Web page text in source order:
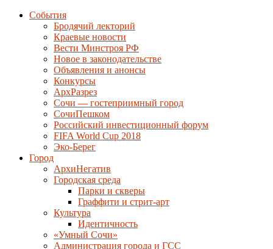
События
Бродячий лекторий
Краевые новости
Вести Минстроя РФ
Новое в законодательстве
Объявления и анонсы
Конкурсы
АрхРазрез
Сочи — гостеприимный город
СочиПешком
Российский инвестиционный форум
FIFA World Cup 2018
Эко-Берег
Город
АрхиНегатив
Городская среда
Парки и скверы
Граффити и стрит-арт
Культура
Идентичность
«Умный Сочи»
Администрация города и ГСС